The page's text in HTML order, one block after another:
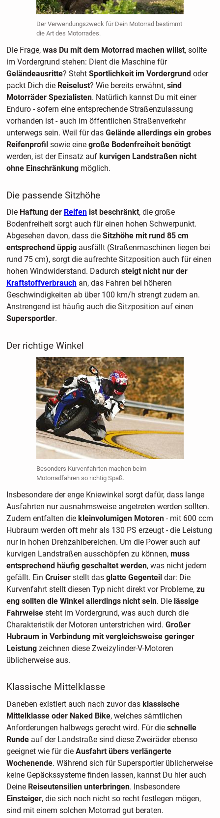
Der Verwendungszweck für Dein Motorrad bestimmt
die Art des Motorrades.
Die Frage, was Du mit dem Motorrad machen willst, sollte
im Vordergrund stehen: Dient die Maschine für
Geländeausritte? Steht Sportlichkeit im Vordergrund oder
packt Dich die Reiselust? Wie bereits erwähnt, sind
Motorräder Spezialisten. Natürlich kannst Du mit einer
Enduro - sofern eine entsprechende Straßenzulassung
vorhanden ist - auch im öffentlichen Straßenverkehr
unterwegs sein. Weil für das Gelände allerdings ein grobes
Reifenprofil sowie eine große Bodenfreiheit benötigt
werden, ist der Einsatz auf kurvigen Landstraßen nicht
ohne Einschränkungmöglich.
Die passende Sitzhöhe
Die Haftung der Reifenist beschränkt, die große
Bodenfreiheit sorgt auch für einen hohen Schwerpunkt.
Abgesehen davon, dass die Sitzhöhe mit rund 85 cm
entsprechend üppigausfällt (Straßenmaschinen liegen bei
rund 75 cm), sorgt die aufrechte Sitzposition auch für einen
hohen Windwiderstand. Dadurch steigt nicht nur der
Kraftstoffverbrauch an, das Fahren bei höheren
Geschwindigkeiten ab über 100 km/h strengt zudem an.
Anstrengend ist häufig auch die Sitzposition auf einen
Supersportler.
Der richtige Winkel
Besonders Kurvenfahrten machen beim
Motorradfahren so richtig Spaß.
Insbesondere der enge Kniewinkel sorgt dafür, dass lange
Ausfahrten nur ausnahmsweise angetreten werden sollten.
Zudem entfalten die kleinvolumigen Motoren- mit 600 ccm
Hubraum werden oft mehr als 130 PS erzeugt - die Leistung
nur in hohen Drehzahlbereichen. Um die Power auch auf
kurvigen Landstraßen ausschöpfen zu können, muss
entsprechend häufig geschaltet werden, was nicht jedem
gefällt. Ein Cruiser stellt das glatte Gegenteildar: Die
Kurvenfahrt stellt diesen Typ nicht direkt vor Probleme, zu
eng sollten die Winkel allerdings nicht sein. Die lässige
Fahrweisesteht im Vordergrund, was auch durch die
Charakteristik der Motoren unterstrichen wird. Großer
Hubraum in Verbindung mit vergleichsweise geringer
Leistung zeichnen diese Zweizylinder-V-Motoren
üblicherweise aus.
Klassische Mittelklasse
Daneben existiert auch nach zuvor das klassische
Mittelklasse oder Naked Bike, welches sämtlichen
Anforderungen halbwegs gerecht wird. Für die schnelle
Rundeauf der Landstraße sind diese Zweiräder ebenso
geeignet wie für die Ausfahrt übers verlängerte
Wochenende. Während sich für Supersportler üblicherweise
keine Gepäckssysteme finden lassen, kannst Du hier auch
Deine Reiseutensilien unterbringen. Insbesondere
Einsteiger, die sich noch nicht so recht festlegen mögen,
sind mit einem solchen Motorrad gut beraten.